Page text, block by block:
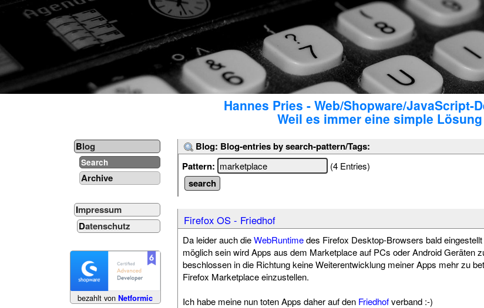
Hannes Pries - Web/Shopware/JavaScript-
Weil es immer eine simple
Blog
Search
Archive
Impressum
Datenschutz
bezahlt vonNetformic
Blog: Blog-entries by search-pattern/Tags:
Pattern:
(4 Entries)
Firefox OS - Friedhof
Da leider auch dieWebRuntimedes Firefox Desktop-Browsers bald
möglich sein wird Apps aus dem Marketplace auf PCs oder Android Geräten
beschlossen in die Richtung keine Weiterentwicklung meiner Apps mehr zu
Firefox Marketplace einzustellen.
Ich habe meine nun toten Apps daher auf den Friedhofverband :-)